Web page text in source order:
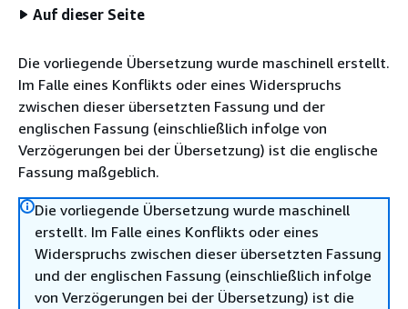
Auf dieser Seite
Die vorliegende Übersetzung wurde maschinell erstellt.
Im Falle eines Konflikts oder eines Widerspruchs
zwischen dieser übersetzten Fassung und der
englischen Fassung (einschließlich infolge von
Verzögerungen bei der Übersetzung) ist die englische
Fassung maßgeblich.
Die vorliegende Übersetzung wurde maschinell
erstellt. Im Falle eines Konflikts oder eines
Widerspruchs zwischen dieser übersetzten Fassung
und der englischen Fassung (einschließlich infolge
von Verzögerungen bei der Übersetzung) ist die